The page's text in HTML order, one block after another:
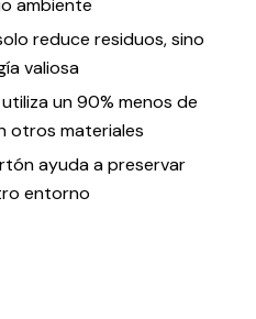
ambiente
reduce residuos, sino
valiosa
un 90% menos de
otros materiales
ayuda a preservar
entorno